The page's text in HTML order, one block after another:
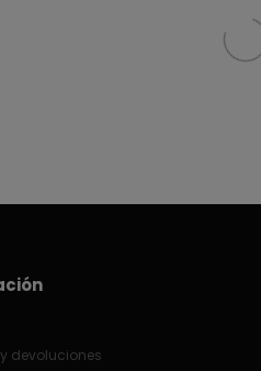
devoluciones